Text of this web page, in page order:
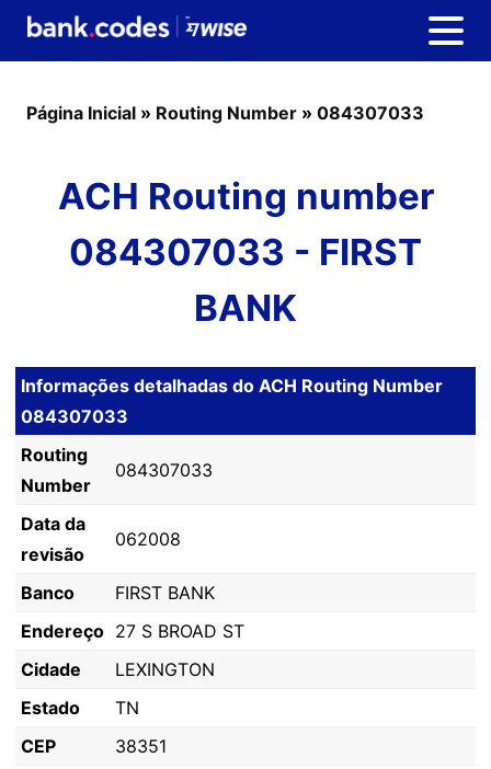
Página Inicial » Routing Number » 084307033
ACH Routing number
084307033 - FIRST
BANK
Informações detalhadas do ACH Routing Number
084307033
Routing
Number
084307033
Data da
revisão
062008
Banco
FIRST BANK
Endereço 27 S BROAD ST
Cidade
LEXINGTON
Estado
TN
CEP
38351